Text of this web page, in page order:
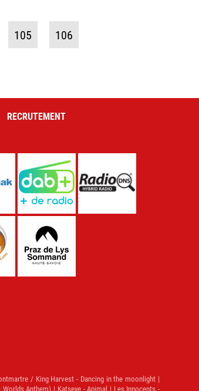
105 106
RECRUTEMENT
/ King Harvest - Dancing in the moonlight |
Anthem) | Katseye - Animal | Les Innocents -